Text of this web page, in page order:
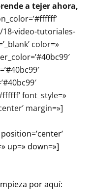
a tejer ahora,
video-tutoriales-
color=»
font_style=»
margin=»]
up=» down=»]
por aquí: